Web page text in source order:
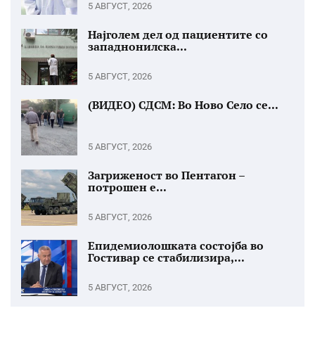
5 АВГУСТ, 2026
Најголем дел од пациентите со
западнонилска...
5 АВГУСТ, 2026
(ВИДЕО) СДСМ: Во Ново Село се...
5 АВГУСТ, 2026
Загриженост во Пентагон –
потрошен е...
5 АВГУСТ, 2026
Епидемиолошката состојба во
Гостивар се стабилизира,...
5 АВГУСТ, 2026